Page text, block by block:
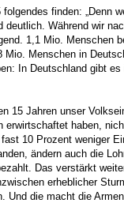
finden: „Denn
deutlich. Während wir
1,1 Mio.
Mio. Menschen in
In Deutschland gibt
15 Jahren unser
haben,
10 Prozent weniger
ändern auch die
Das verstärkt
erheblicher
Und die macht die Armen